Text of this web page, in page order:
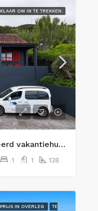
KLAAR OM IN TE TREKKEN.
Een prachtig gerestaureerd vakantiehuis aan de kust op het eiland Faial, Azoren!
1 1 138
PRIJS IN OVERLEG TE